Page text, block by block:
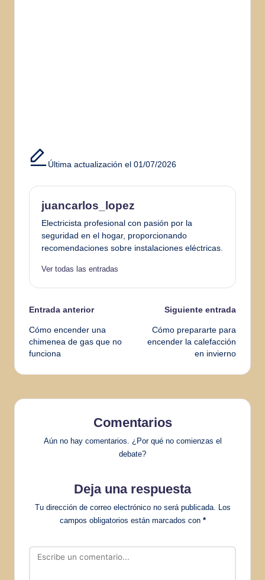
Última actualización el 01/07/2026
juancarlos_lopez
Electricista profesional con pasión por la
seguridad en el hogar, proporcionando
recomendaciones sobre instalaciones eléctricas.
Ver todas las entradas
Navegación
de
entradas
Entrada anterior
Cómo encender una
chimenea de gas que no
funciona
Siguiente entrada
Cómo prepararte para
encender la calefacción
en invierno
Comentarios
Aún no hay comentarios. ¿Por qué no comienzas el
debate?
Deja una respuesta
Tu dirección de correo electrónico no será publicada. Los
campos obligatorios están marcados con *